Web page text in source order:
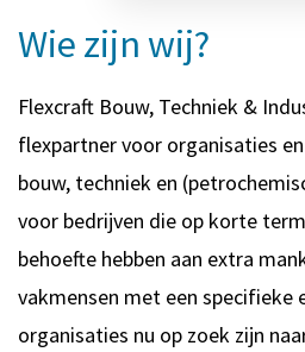
Wie zijn wij?
Flexcraft Bouw, Techniek &
flexpartner voor organisaties
bouw, techniek en
voor bedrijven die op korte
behoefte hebben aan extra
vakmensen met een specifieke
organisaties nu op zoek zijn